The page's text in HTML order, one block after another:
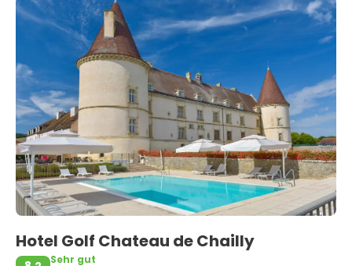
Hotel Golf Chateau de Chailly
Sehr gut